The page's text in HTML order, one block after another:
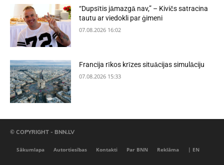
“Dupsītis jāmazgā nav,” – Kivičs satracina
tautu ar viedokli par ģimeni
07.08.2026 16:02
Francija rīkos krīzes situācijas simulāciju
07.08.2026 15:33
© COPYRIGHT - BNN.LV
Sākumlapa Autortiesības Kontakti Par BNN Reklāma | EN